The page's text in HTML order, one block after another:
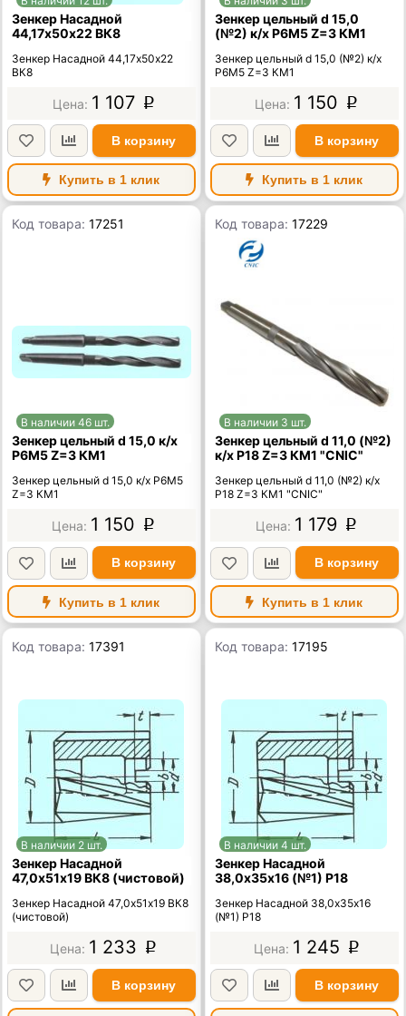
Зенкер Насадной
44,17х50х22 ВК8
Зенкер Насадной 44,17х50х22
ВК8
1 107 p
В корзину
Купить в 1 клик
Зенкер цельный d 15,0
(№2) к/х Р6М5 Z=3 КМ1
Зенкер цельный d 15,0 (№2) к/х
Р6М5 Z=3 КМ1
1 150 p
В корзину
Купить в 1 клик
Код товара:17251
В наличии 46 шт.
Зенкер цельный d 15,0 к/х
Р6М5 Z=3 КМ1
Зенкер цельный d 15,0 к/х Р6М5
Z=3 КМ1
1 150 p
В корзину
Купить в 1 клик
Код товара:17229
В наличии 3 шт.
Зенкер цельный d 11,0 (№2)
к/х Р18 Z=3 КМ1 "CNIC"
Зенкер цельный d 11,0 (№2) к/х
Р18 Z=3 КМ1 "CNIC"
1 179 p
В корзину
Купить в 1 клик
Код товара:17391
В наличии 2 шт.
Зенкер Насадной
47,0х51х19 ВК8 (чистовой)
Зенкер Насадной 47,0х51х19 ВК8
(чистовой)
1 233 p
В корзину
Код товара:17195
В наличии 4 шт.
Зенкер Насадной
38,0х35х16 (№1) Р18
Зенкер Насадной 38,0х35х16
(№1) Р18
1 245 p
В корзину